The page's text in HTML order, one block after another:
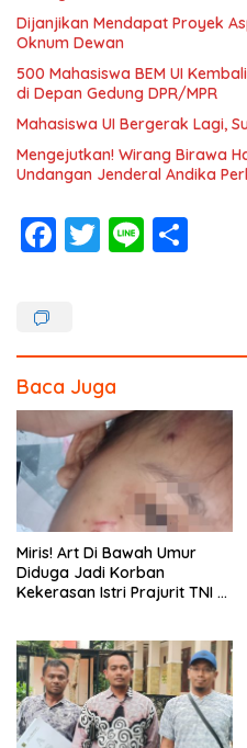
Dijanjikan Mendapat Proyek
Oknum Dewan
500 Mahasiswa BEM UI
di Depan Gedung DPR/MPR
Mahasiswa UI Bergerak Lagi,
Mengejutkan! Wirang Birawa
Undangan Jenderal Andika
F
o
o
k
T Li
Baca Juga
Miris! Art Di Bawah Umur
Diduga Jadi Korban
Kekerasan Istri Prajurit TNI di